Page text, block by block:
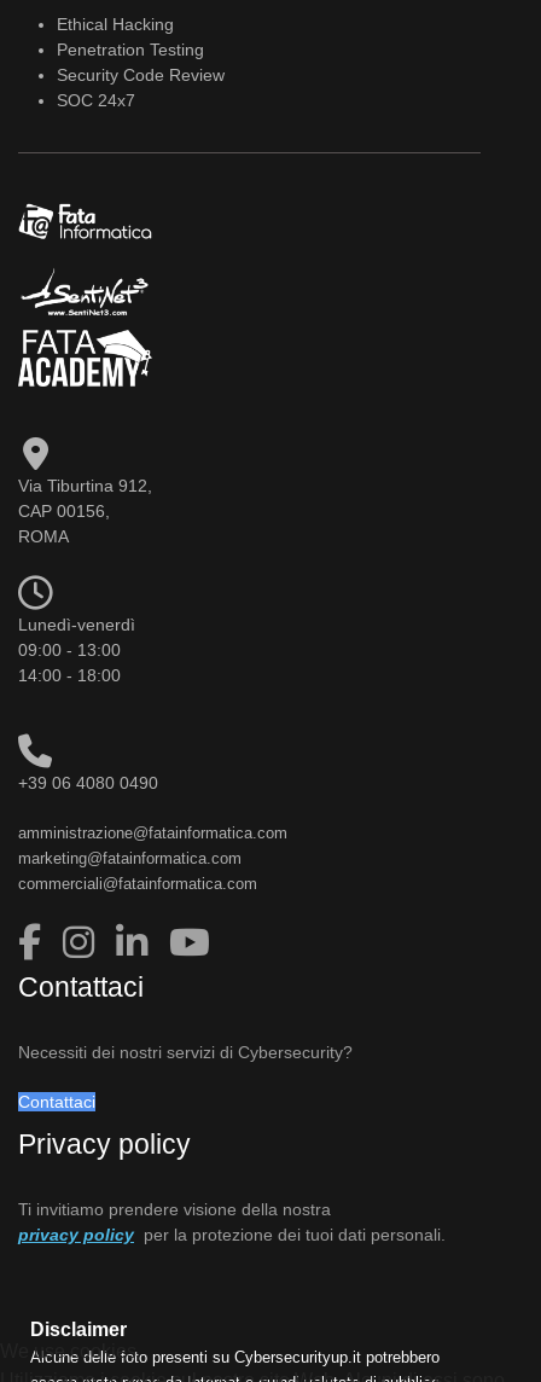
Ethical Hacking
Penetration Testing
Security Code Review
SOC 24x7
Via Tiburtina 912,
CAP 00156,
ROMA
Lunedì-venerdì
09:00 - 13:00
14:00 - 18:00
+39 06 4080 0490
amministrazione@fatainformatica.com
marketing@fatainformatica.com
commerciali@fatainformatica.com
Contattaci
Necessiti dei nostri servizi di Cybersecurity?
Contattaci
Privacy policy
Ti invitiamo prendere visione della nostra
privacy policy per la protezione dei tuoi dati personali.
Disclaimer
Alcune delle foto presenti su Cybersecurityup.it potrebbero
We use cookies